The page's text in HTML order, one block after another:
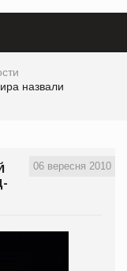
назвали
06 вересня 2010